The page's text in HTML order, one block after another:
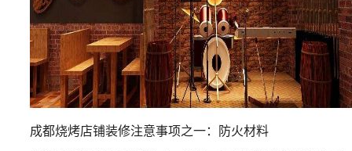
成都烧烤店铺装修注意事项之一：防火材料